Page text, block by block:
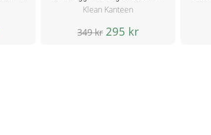
Klean Kanteen
349 kr295 kr